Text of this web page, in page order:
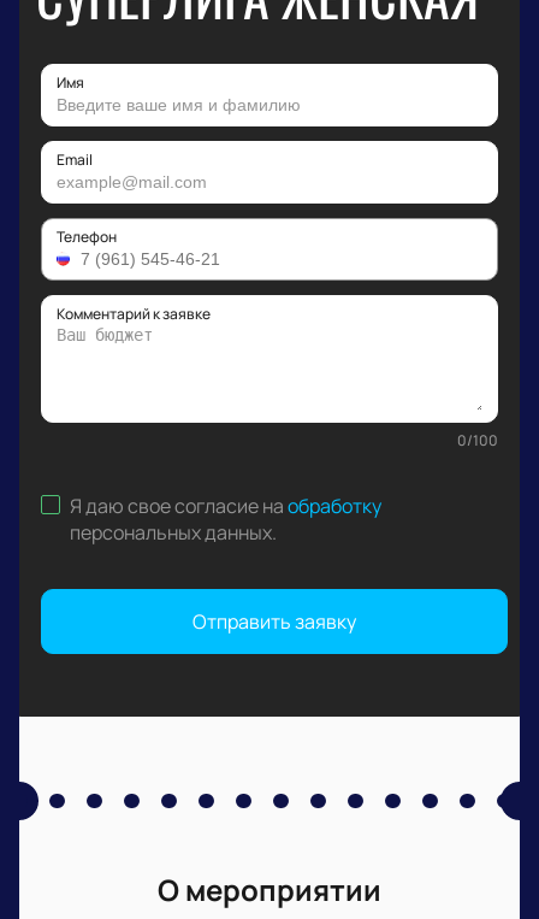
Имя
Email
Телефон
Комментарий к заявке
0/100
Я даю свое согласие наобработку
персональных данных.
Отправить заявку
О мероприятии